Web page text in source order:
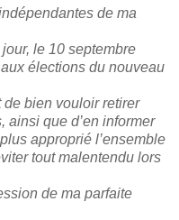
de ma
le 10 septembre
élections du nouveau
bien vouloir retirer
ainsi que d’en informer
approprié l’ensemble
tout malentendu lors
de ma parfaite